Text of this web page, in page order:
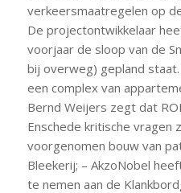
verkeersmaatregelen op
De projectontwikkelaar
voorjaar de sloop van de
bij overweg) gepland
een complex van
Bernd Weijers zegt dat
Enschede kritische vragen
voorgenomen bouw van
Bleekerij; – AkzoNobel
te nemen aan de